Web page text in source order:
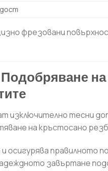
фрезовани
на
изключително тесни
на кръстосано
осигурява правилното
завъртане